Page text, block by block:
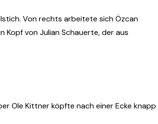
Von rechts arbeitete sich Özcan
Kopf von Julian Schauerte, der aus
Ole Kittner köpfte nach einer Ecke knapp